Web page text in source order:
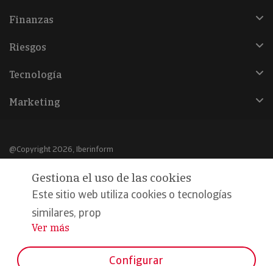
Finanzas
Riesgos
Tecnología
Marketing
@Copyright 2026, Iberinform
Aviso legal
Política de cookies
Declaración de privacidad
Gestiona el uso de las cookies
Este sitio web utiliza cookies o tecnologías
similares, prop
...
Ver más
Configurar